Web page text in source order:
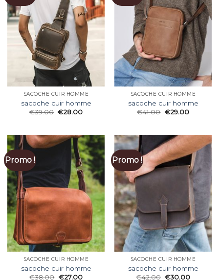
SACOCHE CUIR HOMME
sacoche cuir homme
€39.00 €28.00
SACOCHE CUIR HOMME
sacoche cuir homme
€41.00 €29.00
Promo !
SACOCHE CUIR HOMME
sacoche cuir homme
€38.00 €27.00
Promo !
SACOCHE CUIR HOMME
sacoche cuir homme
€42.00 €30.00